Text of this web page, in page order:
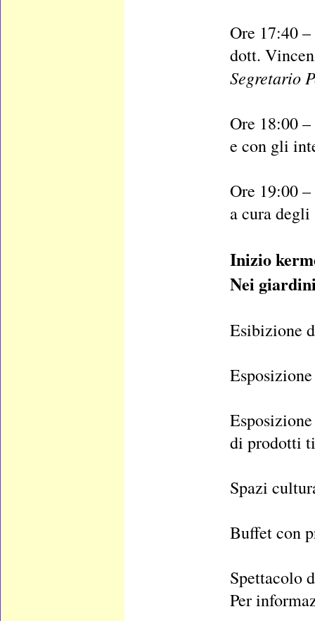
Ore 17:40
dott.
Segretario
Ore 18:00
e con gli
Ore 19:00
a cura
Inizio
Nei
Esibizione
di prodotti
Spazi
Buffet con
Spettacolo
Per